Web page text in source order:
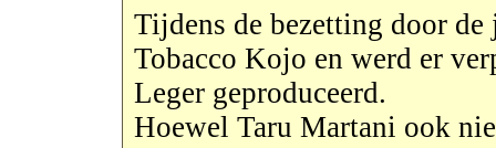
Tijdens de bezetting door de
Tobacco Kojo en werd er
Leger geproduceerd.
Hoewel Taru Martani ook